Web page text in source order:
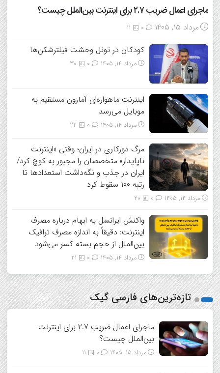
ماجرای اعمال ضریب ۲.۷ برای اینترنت بین‌الملل چیست؟
مرداد ۱۵, ۱۴۰۵ 11
کودکان در تونل وحشت فیلترشکن‌ها
مرداد ۱۴, ۱۴۰۵ 30
اینترنت ماهواره‌ای آمازون مستقیم به
موبایل می‌رسد
مرداد ۱۴, ۱۴۰۵ 22
مرگ دورکاری در ایران؛ وقتی «اینترنت
ناپایدار» متخصصان را مجبور به کوچ کرد/
ایران در جذب و نگه‌داشت استعدادها تا
رتبه ۱۰۰ سقوط کرد
مرداد ۱۴, ۱۴۰۵ 20
واکنش ایرانسل به ابهام درباره مصرف
اینترنت: دقیقاً به اندازه مصرف ترافیک
بین‌الملل از حجم بسته کسر می‌شود
مرداد ۱۴, ۱۴۰۵ 21
تازه‌ترین‌های فارسی گیک
ماجرای اعمال ضریب ۲.۷ برای اینترنت
بین‌الملل چیست؟
مرداد ۱۵, ۱۴۰۵ 11